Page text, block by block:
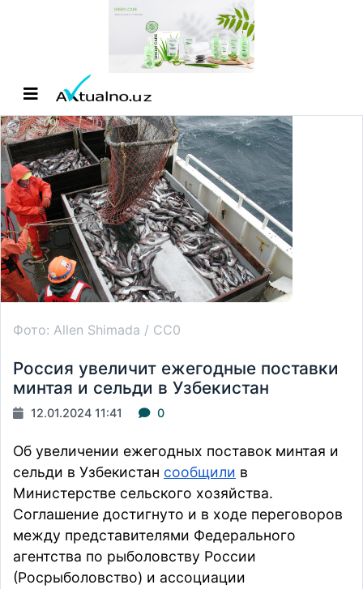
Фото: Allen Shimada / CC0
Россия увеличит ежегодные поставки
минтая и сельди в Узбекистан
12.01.2024 11:41 0
Об увеличении ежегодных поставок минтая и
сельди в Узбекистан сообщили в
Министерстве сельского хозяйства.
Соглашение достигнуто и в ходе переговоров
между представителями Федерального
агентства по рыболовству России
(Росрыболовство) и ассоциации